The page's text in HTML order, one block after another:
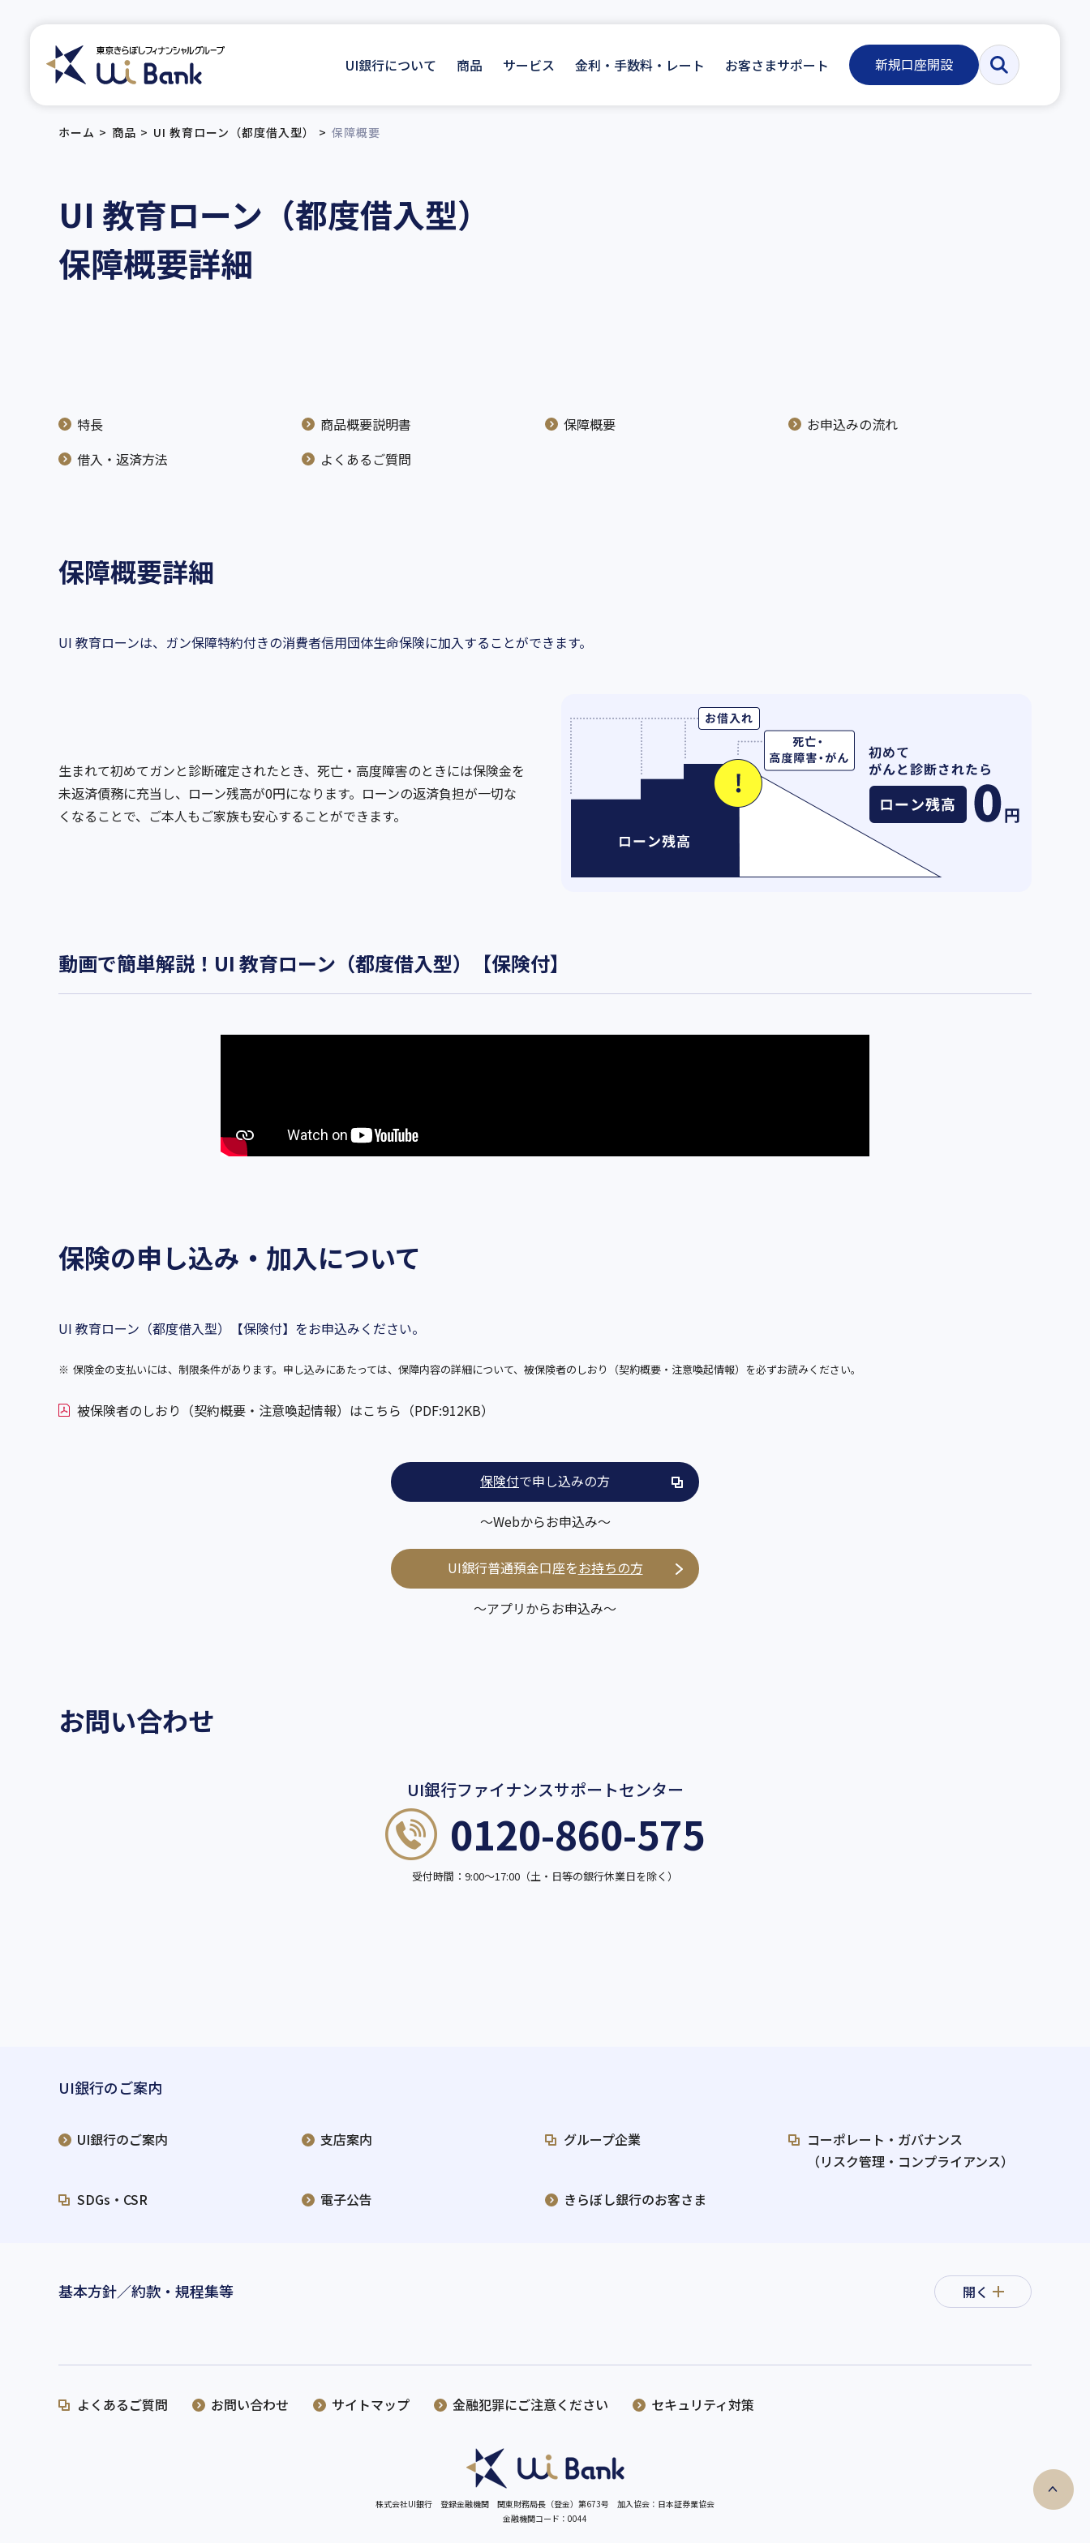
UI銀行について 商品 サービス 金利・手数料・レート お客さまサポート 新規口座開設
ホーム 商品 UI 教育ローン（都度借入型） 保障概要
UI 教育ローン （都度借入型）
保障概要詳細
特長 商品概要説明書 保障概要
お申込みの流れ
借入・返済方法
よくあるご質問
保障概要詳細
UI 教育ローンは、ガン保障特約付きの消費者信用団体生命保険に加入することができます。
生まれて初めてガンと診断確定されたとき、死亡・高度障害のときには保険金を
未返済債務に充当し、ローン残高が0円になります。ローンの返済負担が一切な
くなることで、ご本人もご家族も安心することができます。
動画で簡単解説！UI 教育ローン（都度借入型）【保険付】
保険の申し込み・加入について
UI 教育ローン（都度借入型）【保険付】をお申込みください。
※ 保険金の支払いには、制限条件があります。申し込みにあたっては、保障内容の詳細について、被保険者のしおり（契約概要・注意喚起情報）を必ずお読みください。
被保険者のしおり（契約概要・注意喚起情報）はこちら（PDF:912KB）
保険付で申し込みの方
～Webからお申込み～
UI銀行普通預金口座をお持ちの方
～アプリからお申込み～
お問い合わせ
UI銀行ファイナンスサポートセンター
0120-860-575
受付時間：9:00～17:00 （土・日等の銀行休業日を除く）
UI銀行のご案内
UI銀行のご案内 支店案内 グループ企業
コーポレート・ガバナンス
（リスク管理・コンプライアンス）
SDGs・CSR
電子公告 きらぼし銀行のお客さま
基本方針／約款・規程集等 開く
よくあるご質問 お問い合わせ サイトマップ 金融犯罪にご注意ください セキュリティ対策
株式会社UI銀行 登録金融機関 関東財務局長（登金）第673号 加入協会：日本証券業協会
金融機関コード：0044